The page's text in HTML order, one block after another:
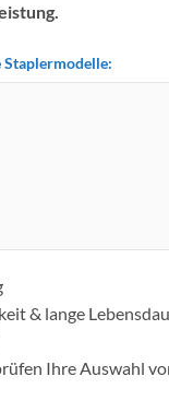
Staplermodelle:
& lange
Ihre Auswahl